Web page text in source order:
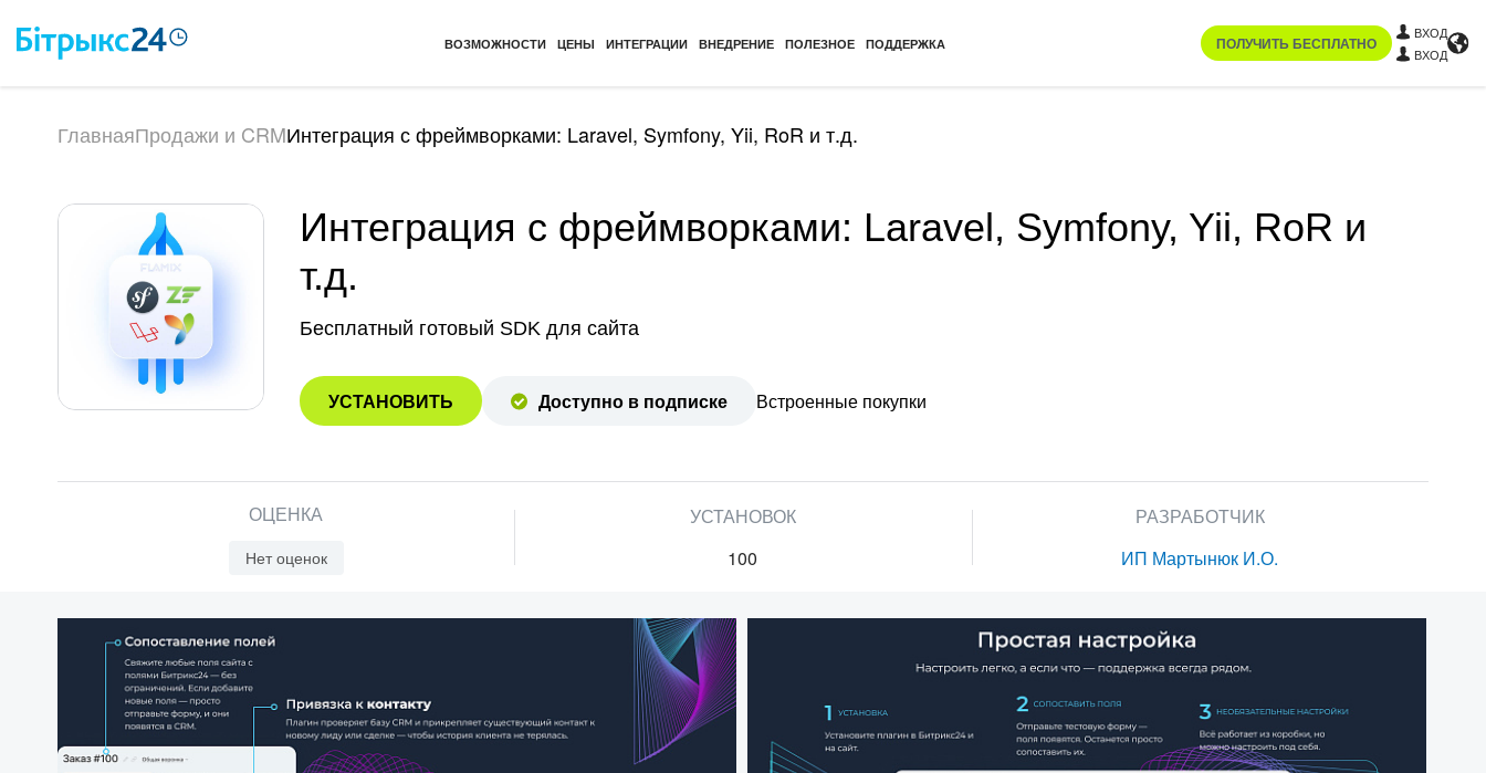
ВОЗМОЖНОСТИ ЦЕНЫ ИНТЕГРАЦИИ ВНЕДРЕНИЕ ПОЛЕЗНОЕ ПОДДЕРЖКА ПОЛУЧИТЬ БЕСПЛАТНО
ВХОД
ВХОД
ГлавнаяПродажи и CRMИнтеграция с фреймворками: Laravel, Symfony, Yii, RoR и т.д.
Интеграция с фреймворками: Laravel, Symfony, Yii, RoR и
т.д.
Бесплатный готовый SDK для сайта
УСТАНОВИТЬ Доступно в подписке Встроенные покупки
ОЦЕНКА
Нет оценок
УСТАНОВОК
100
РАЗРАБОТЧИК
ИП Мартынюк И.О.